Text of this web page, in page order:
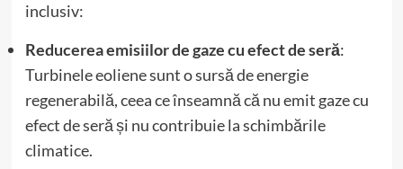
inclusiv:
Reducerea emisiilor de gaze cu efect de seră:
Turbinele eoliene sunt o sursă de energie
regenerabilă, ceea ce înseamnă că nu emit gaze cu
efect de seră și nu contribuie la schimbările
climatice.